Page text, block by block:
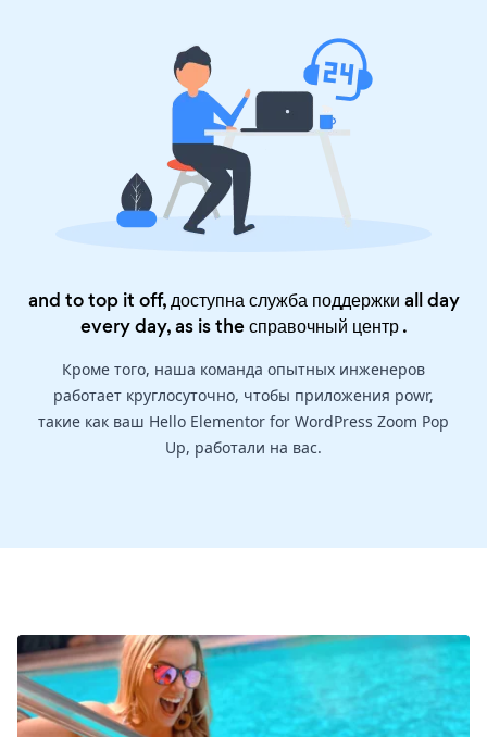
and to top it off, доступна служба поддержки all day
every day, as is theсправочный центр.
Кроме того, наша команда опытных инженеров
работает круглосуточно, чтобы приложения powr,
такие как ваш Hello Elementor for WordPress Zoom Pop
Up, работали на вас.